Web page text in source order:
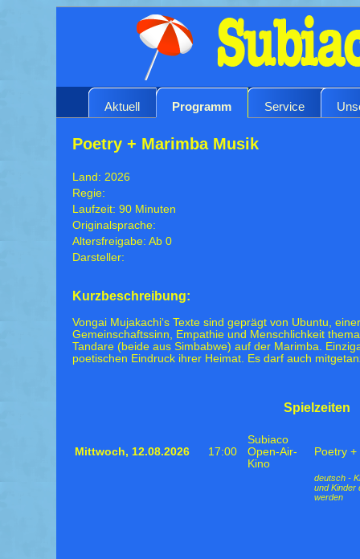
Aktuell Programm Service
Poetry + Marimba Musik
Land: 2026
Regie:
Laufzeit: 90 Minuten
Originalsprache:
Altersfreigabe: Ab 0
Darsteller:
Kurzbeschreibung:
Vongai Mujakachi‘s Texte sind geprägt von Ubuntu,
Gemeinschaftssinn, Empathie und Menschlichkeit
Tandare (beide aus Simbabwe) auf der Marimba.
poetischen Eindruck ihrer Heimat. Es darf auch
Spielzeiten
Mittwoch, 12.08.2026 17:00
Subiaco
Open-Air-
Kino
Poetry
deutsch -
und Kinder
werden